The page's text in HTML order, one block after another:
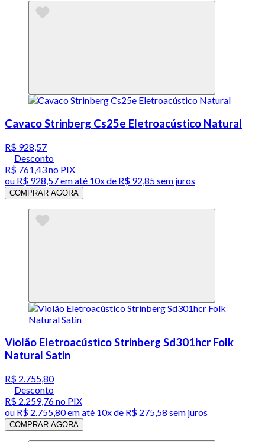
Cavaco Strinberg Cs25e Eletroacústico Natural
R$ 928,57
Desconto
R$ 761,43no PIX
ou R$ 928,57em até 10x de R$ 92,85 sem juros
COMPRAR AGORA
Violão Eletroacústico Strinberg Sd301hcr Folk
Natural Satin
R$ 2.755,80
Desconto
R$ 2.259,76no PIX
ou R$ 2.755,80em até 10x de R$ 275,58 sem juros
COMPRAR AGORA